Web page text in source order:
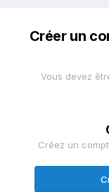
Créer un
Vous devez
Créez un